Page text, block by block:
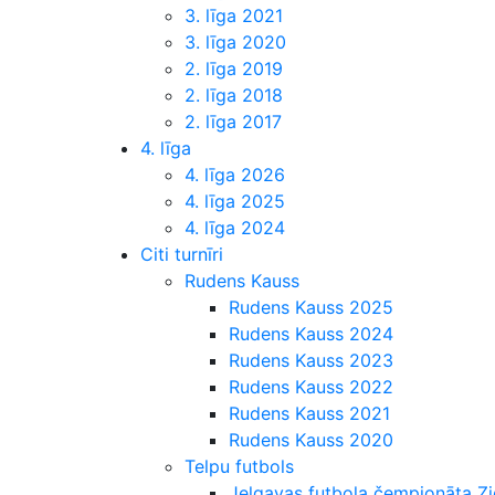
3. līga 2021
3. līga 2020
2. līga 2019
2. līga 2018
2. līga 2017
4. līga
4. līga 2026
4. līga 2025
4. līga 2024
Citi turnīri
Rudens Kauss
Rudens Kauss 2025
Rudens Kauss 2024
Rudens Kauss 2023
Rudens Kauss 2022
Rudens Kauss 2021
Rudens Kauss 2020
Telpu futbols